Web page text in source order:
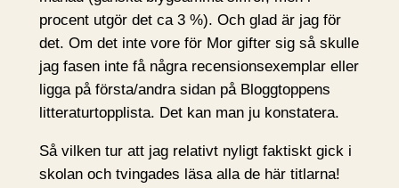
procent utgör det ca 3 %). Och glad är jag för
det. Om det inte vore för Mor gifter sig så skulle
jag fasen inte få några recensionsexemplar eller
ligga på första/andra sidan på Bloggtoppens
litteraturtopplista. Det kan man ju konstatera.
Så vilken tur att jag relativt nyligt faktiskt gick i
skolan och tvingades läsa alla de här titlarna!